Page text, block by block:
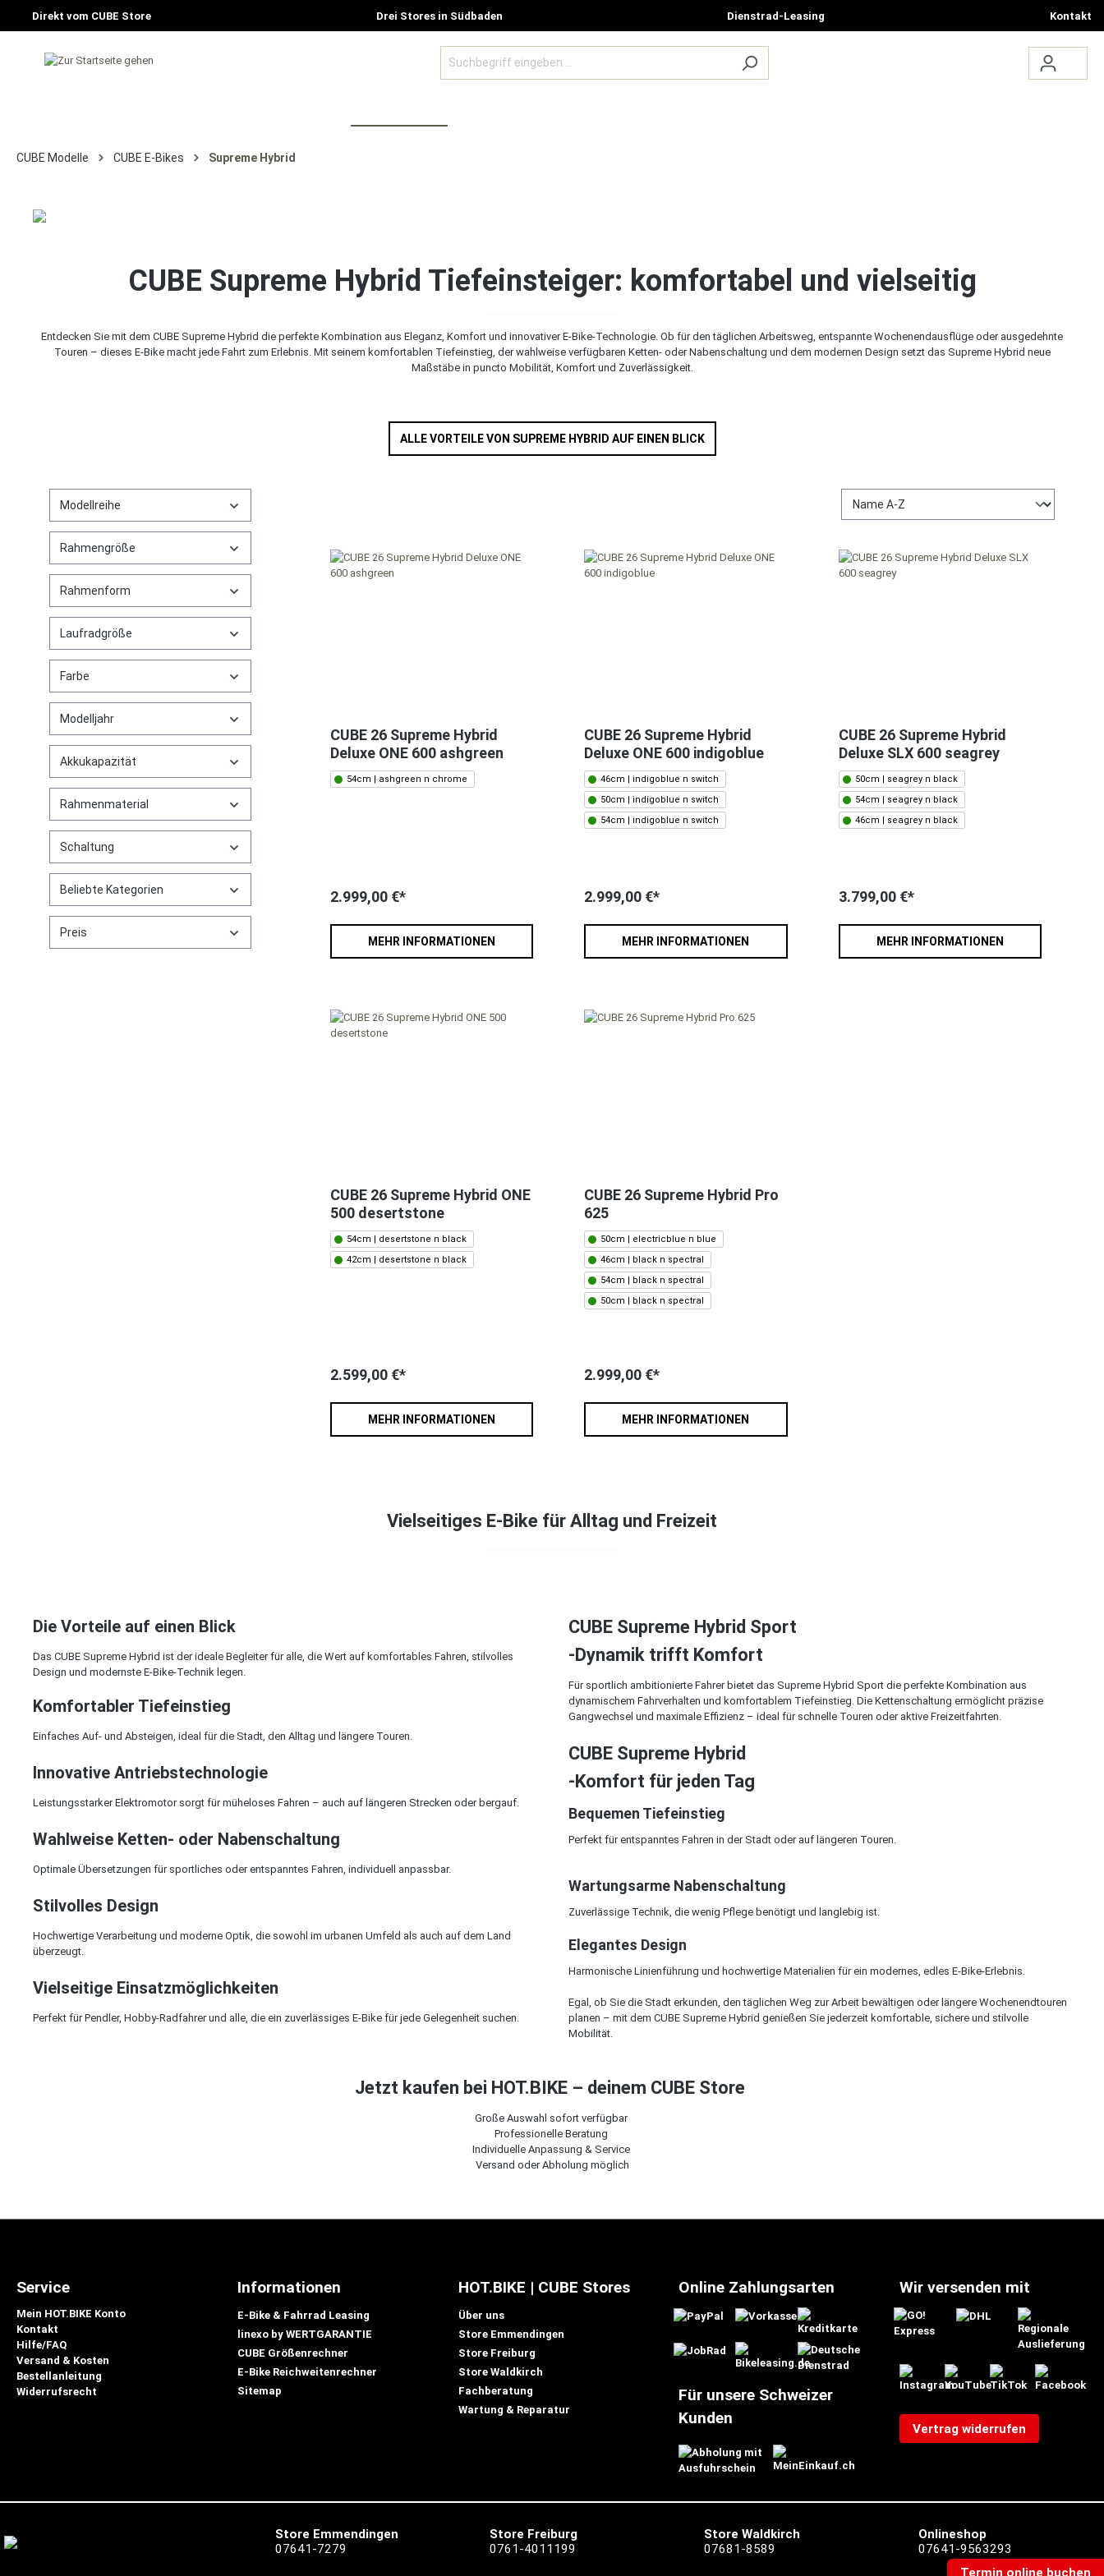
Termin online buchen
Direkt vom CUBE Store Drei Stores in Südbaden Dienstrad-Leasing Kontakt
CUBE Modelle CUBE E-Bikes Supreme Hybrid
CUBE Supreme Hybrid Tiefeinsteiger: komfortabel und vielseitig
Entdecken Sie mit dem CUBE Supreme Hybrid die perfekte Kombination aus Eleganz, Komfort und innovativer E-Bike-Technologie. Ob für den täglichen Arbeitsweg, entspannte Wochenendausflüge oder ausgedehnte
Touren – dieses E-Bike macht jede Fahrt zum Erlebnis. Mit seinem komfortablen Tiefeinstieg, der wahlweise verfügbaren Ketten- oder Nabenschaltung und dem modernen Design setzt das Supreme Hybrid neue
Maßstäbe in puncto Mobilität, Komfort und Zuverlässigkeit.
ALLE VORTEILE VON SUPREME HYBRID AUF EINEN BLICK
Modellreihe
Rahmengröße
Rahmenform
Laufradgröße
Farbe
Modelljahr
Akkukapazität
Rahmenmaterial
Schaltung
Beliebte Kategorien
Preis
CUBE 26 Supreme Hybrid
Deluxe ONE 600 ashgreen
54cm | ashgreen n chrome
2.999,00 €*
MEHR INFORMATIONEN
CUBE 26 Supreme Hybrid
Deluxe ONE 600 indigoblue
46cm | indigoblue n switch
50cm | indigoblue n switch
54cm | indigoblue n switch
2.999,00 €*
MEHR INFORMATIONEN
CUBE 26 Supreme Hybrid
Deluxe SLX 600 seagrey
50cm | seagrey n black
54cm | seagrey n black
46cm | seagrey n black
3.799,00 €*
MEHR INFORMATIONEN
CUBE 26 Supreme Hybrid ONE
500 desertstone
54cm | desertstone n black
42cm | desertstone n black
2.599,00 €*
MEHR INFORMATIONEN
CUBE 26 Supreme Hybrid Pro
625
50cm | electricblue n blue
46cm | black n spectral
54cm | black n spectral
50cm | black n spectral
2.999,00 €*
MEHR INFORMATIONEN
Vielseitiges E-Bike für Alltag und Freizeit
Die Vorteile auf einen Blick
Das CUBE Supreme Hybrid ist der ideale Begleiter für alle, die Wert auf komfortables Fahren, stilvolles
Design und modernste E-Bike-Technik legen.
Komfortabler Tiefeinstieg
Einfaches Auf- und Absteigen, ideal für die Stadt, den Alltag und längere Touren.
Innovative Antriebstechnologie
Leistungsstarker Elektromotor sorgt für müheloses Fahren – auch auf längeren Strecken oder bergauf.
Wahlweise Ketten- oder Nabenschaltung
Optimale Übersetzungen für sportliches oder entspanntes Fahren, individuell anpassbar.
Stilvolles Design
Hochwertige Verarbeitung und moderne Optik, die sowohl im urbanen Umfeld als auch auf dem Land
überzeugt.
Vielseitige Einsatzmöglichkeiten
Perfekt für Pendler, Hobby-Radfahrer und alle, die ein zuverlässiges E-Bike für jede Gelegenheit suchen.
CUBE Supreme Hybrid Sport
-Dynamik trifft Komfort
Für sportlich ambitionierte Fahrer bietet das Supreme Hybrid Sport die perfekte Kombination aus
dynamischem Fahrverhalten und komfortablem Tiefeinstieg. Die Kettenschaltung ermöglicht präzise
Gangwechsel und maximale Effizienz – ideal für schnelle Touren oder aktive Freizeitfahrten.
CUBE Supreme Hybrid
-Komfort für jeden Tag
Bequemen Tiefeinstieg
Perfekt für entspanntes Fahren in der Stadt oder auf längeren Touren.
Wartungsarme Nabenschaltung
Zuverlässige Technik, die wenig Pflege benötigt und langlebig ist.
Elegantes Design
Harmonische Linienführung und hochwertige Materialien für ein modernes, edles E-Bike-Erlebnis.
Egal, ob Sie die Stadt erkunden, den täglichen Weg zur Arbeit bewältigen oder längere Wochenendtouren
planen – mit dem CUBE Supreme Hybrid genießen Sie jederzeit komfortable, sichere und stilvolle
Mobilität.
Jetzt kaufen bei HOT.BIKE – deinem CUBE Store
Große Auswahl sofort verfügbar
Professionelle Beratung
Individuelle Anpassung & Service
Versand oder Abholung möglich
Service
Mein HOT.BIKE Konto
Kontakt
Hilfe/FAQ
Versand & Kosten
Bestellanleitung
Widerrufsrecht
Informationen
E-Bike & Fahrrad Leasing
linexo by WERTGARANTIE
CUBE Größenrechner
E-Bike Reichweitenrechner
Sitemap
HOT.BIKE | CUBE Stores
Über uns
Store Emmendingen
Store Freiburg
Store Waldkirch
Fachberatung
Wartung & Reparatur
Online Zahlungsarten
Für unsere Schweizer
Kunden
Wir versenden mit
Vertrag widerrufen
Store Emmendingen
07641-7279
Store Freiburg
0761-4011199
Store Waldkirch
07681-8589
Onlineshop
07641-9563293